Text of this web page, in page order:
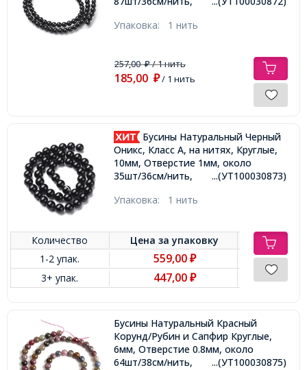
Упаковка: 1 нить
257,00₽/ 1 нить
185,00 ₽/ 1 нить
Бусины Натуральный Черный
Оникс, Класс А, на нитях, Круглые,
10мм, Отверстие 1мм, около
35шт/36см/нить,
...(УТ100030873)
Упаковка: 1 нить
Количество Цена заупаковку
1-2 упак.
559,00 ₽
3+ упак. 447,00 ₽
Бусины Натуральный Красный
Корунд/Рубин и Сапфир Круглые,
6мм, Отверстие 0.8мм, около
64шт/38см/нить,
...(УТ100030875)